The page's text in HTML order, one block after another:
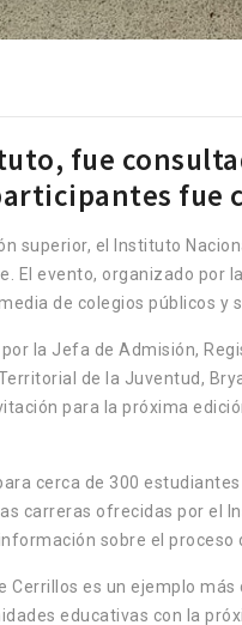
fue
fue
superior, el Instituto
El evento, organizado
de colegios públicos y
la Jefa de Admisión,
de la Juventud,
para la próxima
cerca de 300
carreras ofrecidas por el
sobre el
Cerrillos es un ejemplo
educativas con la